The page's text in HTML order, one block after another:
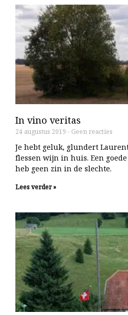
In vino veritas
24 augustus 2019 Geen reacties
Je hebt geluk, glundert
flessen wijn in huis. Een
heb geen zin in de slechte.
Lees verder »